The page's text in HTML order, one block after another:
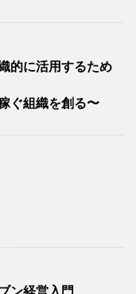
的に活用するため
ぐ組織を創る〜
ン経営入門